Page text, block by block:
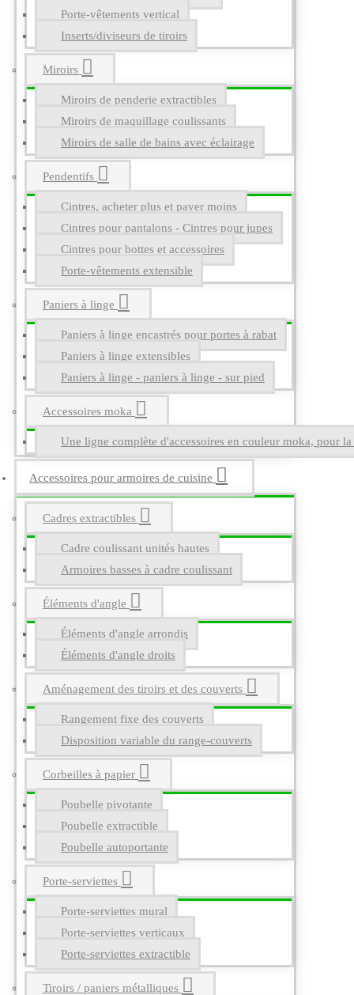
Porte-vêtements vertical
Inserts/diviseurs de tiroirs
Miroirs
Miroirs de penderie extractibles
Miroirs de maquillage coulissants
Miroirs de salle de bains avec éclairage
Pendentifs
Cintres, acheter plus et payer moins
Cintres pour pantalons - Cintres pour jupes
Cintres pour bottes et accessoires
Porte-vêtements extensible
Paniers à linge
Paniers à linge encastrés pour portes à rabat
Paniers à linge extensibles
Paniers à linge - paniers à linge - sur pied
Accessoires moka
Une ligne complète d'accessoires en couleur moka, pour
Accessoires pour armoires de cuisine
Cadres extractibles
Cadre coulissant unités hautes
Armoires basses à cadre coulissant
Éléments d'angle
Éléments d'angle arrondis
Éléments d'angle droits
Aménagement des tiroirs et des couverts
Rangement fixe des couverts
Disposition variable du range-couverts
Corbeilles à papier
Poubelle pivotante
Poubelle extractible
Poubelle autoportante
Porte-serviettes
Porte-serviettes mural
Porte-serviettes verticaux
Porte-serviettes extractible
Tiroirs / paniers métalliques